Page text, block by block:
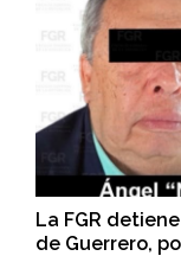
La FGR
de Guerrero,